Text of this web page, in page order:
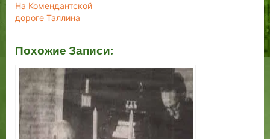
На Комендантской
дороге Таллина
Похожие Записи: